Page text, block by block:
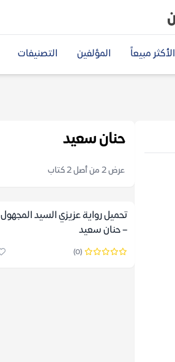
الأكثر مبيعاً المؤلفين التصنيفات
حنان سعيد
عرض 2 من أصل 2 كتاب
تحميل رواية عزيزي السيد المجهول
– حنان سعيد
(0)